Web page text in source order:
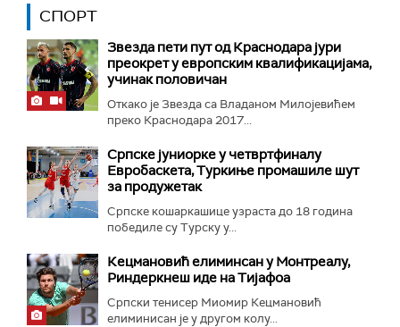
СПОРТ
Звезда пети пут од Краснодара јури
преокрет у европским квалификацијама,
учинак половичан
Откако је Звезда са Владаном Милојевићем
преко Краснодара 2017...
Српске јуниорке у четвртфиналу
Евробаскета, Туркиње промашиле шут
за продужетак
Српске кошаркашице узраста до 18 година
победиле су Турску у...
Кецмановић елиминсан у Монтреалу,
Риндеркнеш иде на Тијафоа
Српски тенисер Миомир Кецмановић
елиминисан је у другом колу...